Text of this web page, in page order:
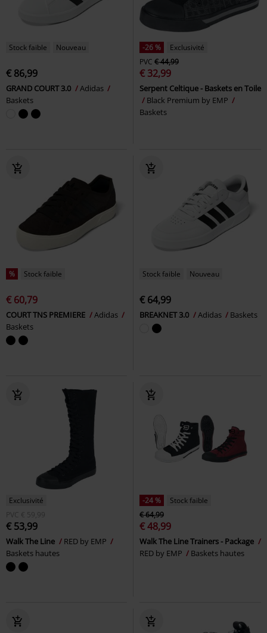
Stock faible Nouveau
€ 86,99
GRAND COURT 3.0
Adidas
Baskets
-26 %
Exclusivité
PVC € 44,99
€ 32,99
Serpent Celtique - Baskets en Toile
Black Premium by EMP
Baskets
% Stock faible
€ 60,79
COURT TNS PREMIERE
Adidas
Baskets
Stock faible Nouveau
€ 64,99
BREAKNET 3.0 Adidas Baskets
Exclusivité
PVC € 59,99
€ 53,99
Walk The Line
RED by EMP
Baskets hautes
-24 %
Stock faible
€ 64,99
€ 48,99
Walk The Line Trainers - Package
RED by EMP
Baskets hautes